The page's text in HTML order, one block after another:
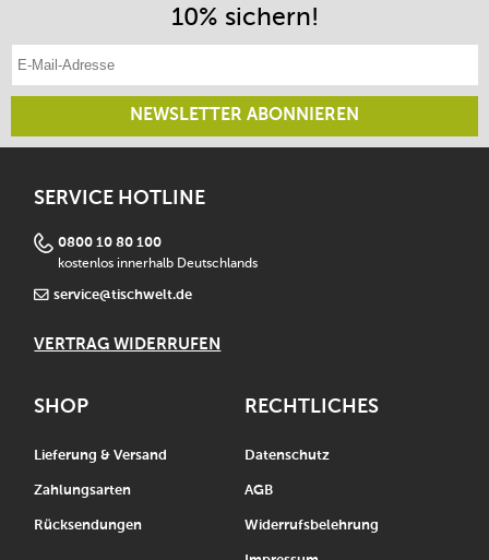
10% sichern!
NEWSLETTER ABONNIEREN
SERVICE HOTLINE
0800 10 80 100
kostenlos innerhalb Deutschlands
service@tischwelt.de
VERTRAG WIDERRUFEN
SHOP
Lieferung & Versand
Zahlungsarten
Rücksendungen
RECHTLICHES
Datenschutz
AGB
Widerrufsbelehrung